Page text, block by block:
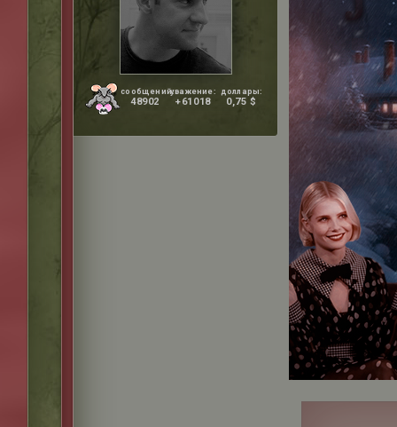
сообщений:
48902
уважение:
+61018
доллары:
0,75 $